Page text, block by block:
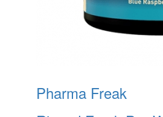
Pharma Freak